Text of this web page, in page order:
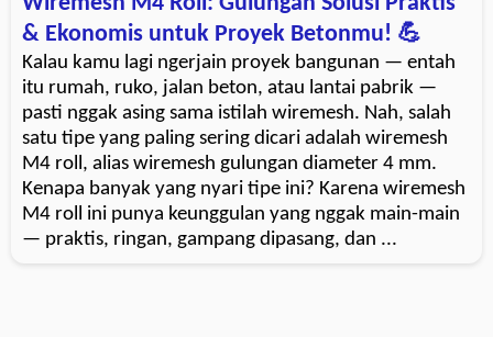
& Ekonomis untuk Proyek Betonmu! 💪
Kalau kamu lagi ngerjain proyek bangunan — entah
itu rumah, ruko, jalan beton, atau lantai pabrik —
pasti nggak asing sama istilah wiremesh. Nah, salah
satu tipe yang paling sering dicari adalah wiremesh
M4 roll, alias wiremesh gulungan diameter 4 mm.
Kenapa banyak yang nyari tipe ini? Karena wiremesh
M4 roll ini punya keunggulan yang nggak main-main
— praktis, ringan, gampang dipasang, dan ...